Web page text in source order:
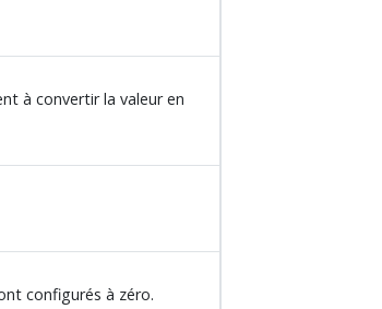
à convertir la valeur en
configurés à zéro.